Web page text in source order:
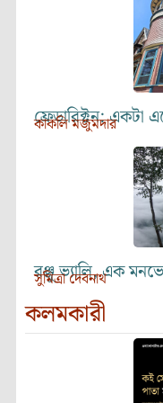
ফ্রেডারিক্টন: একটা
কাকলি মজুমদার
রঞ্জু ভ্যালি, এক
সুমিত্রা দেবনাথ
কলমকারী